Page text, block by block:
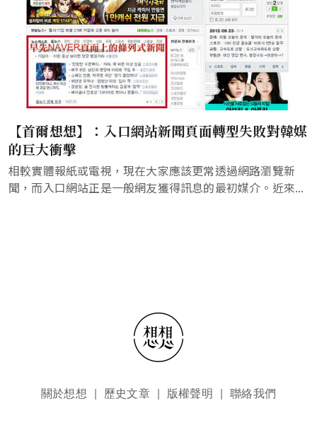
【首爾想想】：入口網站新聞頁面轉型失敗對韓媒
的巨大衝擊
相較實體報紙或電視，現在大家應該更常透過網路瀏覽新
聞，而入口網站正是一般網友獲得訊息的最初媒介。近來...
頁尾選單關於想想 歷史文章 版權聲明 聯絡我們